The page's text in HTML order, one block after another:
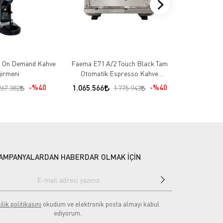
Demand Kahve
%40
Faema E71 A/2 Touch Black Tam
Otomatik Espresso Kahve
Makinesi, 2 Gruplu
1.065.566 1.775.943 %40
HABERDAR OLMAK İÇİN
politikasını okudum ve elektronik posta almayı kabul
ediyorum.